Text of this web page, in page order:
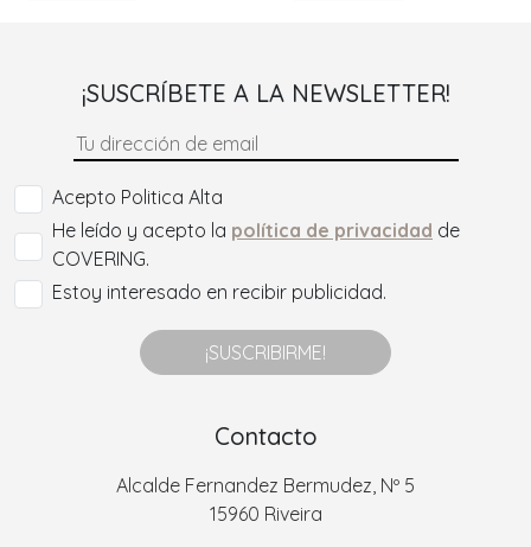
¡SUSCRÍBETE A LA NEWSLETTER!
Acepto Politica Alta
He leído y acepto la política de privacidad de
COVERING.
Estoy interesado en recibir publicidad.
¡SUSCRIBIRME!
Contacto
Alcalde Fernandez Bermudez, Nº 5
15960 Riveira